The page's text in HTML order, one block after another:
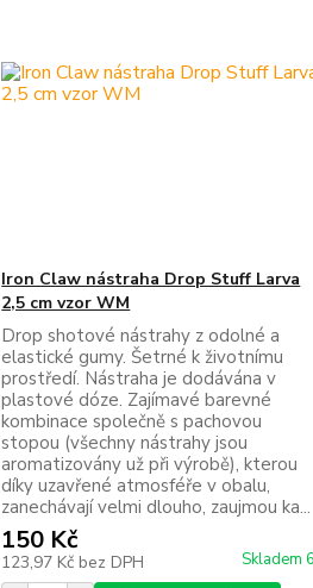
Iron Claw nástraha Drop Stuff Larva
2,5 cm vzor WM
Drop shotové nástrahy z odolné a
elastické gumy. Šetrné k životnímu
prostředí. Nástraha je dodávána v
plastové dóze. Zajímavé barevné
kombinace společně s pachovou
stopou (všechny nástrahy jsou
aromatizovány už při výrobě), kterou
díky uzavřené atmosféře v obalu,
zanechávají velmi dlouho, zaujmou ka...
150 Kč
123,97 Kč bez DPH Skladem 6